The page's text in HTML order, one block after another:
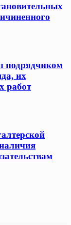
подрядчиком
их
работ